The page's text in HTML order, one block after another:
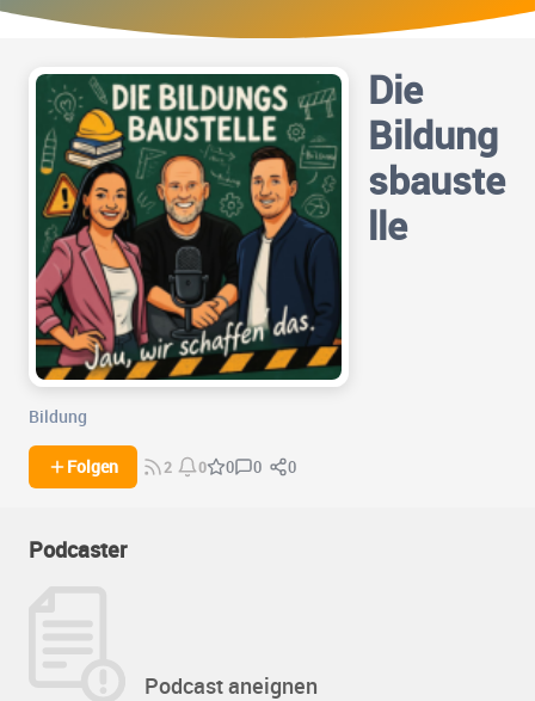
Die
Bildung
sbauste
lle
Bildung
Folgen 2 0 0 0 0
Podcaster
Podcast aneignen